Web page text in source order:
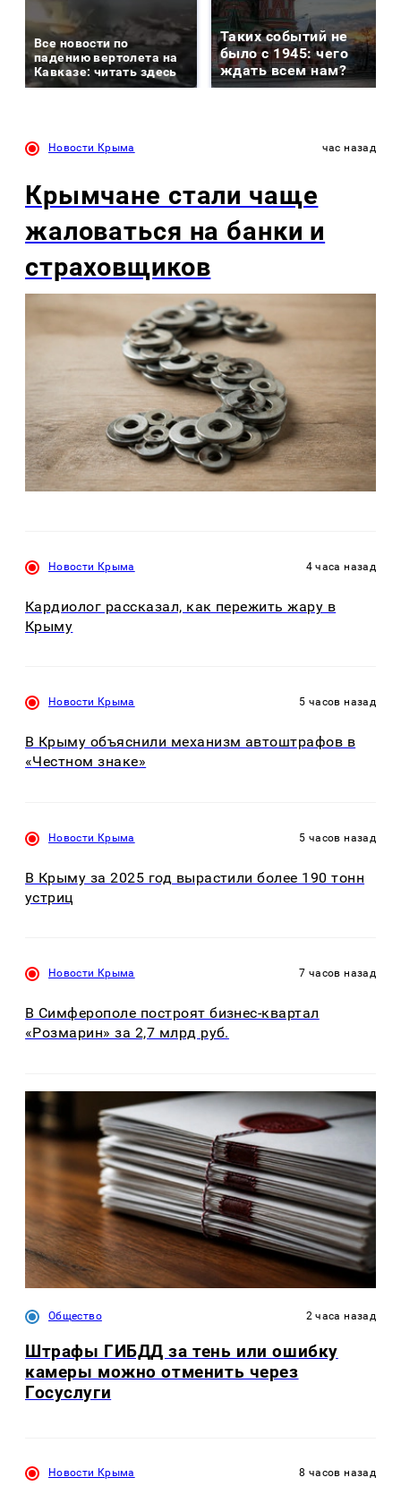
Все новости по
падению вертолета на
Кавказе: читать здесь
Таких событий не
было с 1945: чего
ждать всем нам?
Новости Крыма час назад
Крымчане стали чаще
жаловаться на банки и
страховщиков
Новости Крыма 4 часа назад
Кардиолог рассказал, как пережить жару в
Крыму
Новости Крыма 5 часов назад
В Крыму объяснили механизм автоштрафов в
«Честном знаке»
Новости Крыма 5 часов назад
В Крыму за 2025 год вырастили более 190 тонн
устриц
Новости Крыма 7 часов назад
В Симферополе построят бизнес-квартал
«Розмарин» за 2,7 млрд руб.
Общество 2 часа назад
Штрафы ГИБДД за тень или ошибку
камеры можно отменить через
Госуслуги
Новости Крыма 8 часов назад